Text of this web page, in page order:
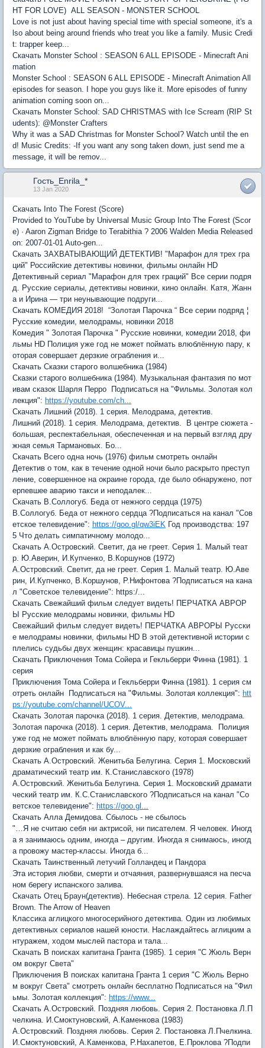
HT FOR LOVE) ALL SEASON - MONSTER SCHOOL
Love is not just about having special time with special someone, it's a
lso about being around friends who treat you like a family. Music Credi
t: trapper keep...
Скачать Monster School : SEASON 6 ALL EPISODE - Minecraft Ani
mation
Monster School : SEASON 6 ALL EPISODE - Minecraft Animation All
episodes for season. I hope you guys like it. More episodes of funny
animation coming soon on...
Скачать Monster School: SAD CHRISTMAS with Ice Scream (RIP St
udents): @Monster Crafters
Why it was a SAD Christmas for Monster School? Watch until the en
d! Music Credits: -If you want any song taken down, just send me a
message, it will be remov...
Гость_Enrila_*
13 Jan 2020
Скачать Into The Forest (Score)
Provided to YouTube by Universal Music Group Into The Forest (Scor
e) · Aaron Zigman Bridge to Terabithia ? 2006 Walden Media Released
on: 2007-01-01 Auto-gen...
Скачать ЗАХВАТЫВАЮЩИЙ ДЕТЕКТИВ! "Марафон для трех гра
ций" Российские детективы новинки, фильмы онлайн HD
Детективный сериал "Марафон для трех граций" Все серии подря
д. Русские сериалы, детективы новинки, кино онлайн. Катя, Жанн
а и Ирина — три неунывающие подруги...
Скачать КОМЕДИЯ 2018! “Золотая Парочка “ Все серии подряд ¦
Русские комедии, мелодрамы, новинки 2018
Комедия " Золотая Парочка " Русские новинки, комедии 2018, фи
льмы HD Полиция уже год не может поймать влюблённую пару, к
оторая совершает дерзкие ограбления и...
Скачать Сказки старого волшебника (1984)
Сказки старого волшебника (1984). Музыкальная фантазия по мот
ивам сказок Шарля Перро Подписаться на "Фильмы. Золотая кол
лекция": https://youtube.com/ch...
Скачать Лишний (2018). 1 серия. Мелодрама, детектив.
Лишний (2018). 1 серия. Мелодрама, детектив. В центре сюжета -
большая, респектабельная, обеспеченная и на первый взгляд дру
жная семья Тармановых. Бо...
Скачать Всего одна ночь (1976) фильм смотреть онлайн
Детектив о том, как в течение одной ночи было раскрыто преступ
ление, совершенное на окраине города, где было обнаружено, пот
ерпевшее аварию такси и неподалек...
Скачать В.Соллогуб. Беда от нежного сердца (1975)
В.Соллогуб. Беда от нежного сердца ?Подписаться на канал "Сов
етское телевидение": https://goo.gl/qw3iEK Год производства: 197
5 Что делать симпатичному молодо...
Скачать А.Островский. Светит, да не греет. Серия 1. Малый теат
р. Ю.Аверин, И.Купченко, В.Коршунов (1972)
А.Островский. Светит, да не греет. Серия 1. Малый театр. Ю.Аве
рин, И.Купченко, В.Коршунов, Р.Нифонтова ?Подписаться на кана
л "Советское телевидение": https:/...
Скачать Свежайший фильм следует видеть! ПЕРЧАТКА АВРОР
Ы Русские мелодрамы новинки, фильмы HD
Свежайший фильм следует видеть! ПЕРЧАТКА АВРОРЫ Русски
е мелодрамы новинки, фильмы HD В этой детективной истории с
плелись судьбы двух женщин: красавицы пушкин...
Скачать Приключения Тома Сойера и Гекльберри Финна (1981). 1
серия
Приключения Тома Сойера и Гекльберри Финна (1981). 1 серия см
отреть онлайн Подписаться на "Фильмы. Золотая коллекция": htt
ps://youtube.com/channel/UCOV...
Скачать Золотая парочка (2018). 1 серия. Детектив, мелодрама.
Золотая парочка (2018). 1 серия. Детектив, мелодрама. Полиция
уже год не может поймать влюблённую пару, которая совершает
дерзкие ограбления и как бу...
Скачать А.Островский. Женитьба Белугина. Серия 1. Московский
драматический театр им. К.Станиславского (1978)
А.Островский. Женитьба Белугина. Серия 1. Московский драмати
ческий театр им. К.С.Станиславского ?Подписаться на канал "Со
ветское телевидение": https://goo.gl...
Скачать Алла Демидова. Сбылось - не сбылось
"…Я не считаю себя ни актрисой, ни писателем. Я человек. Иногд
а я занимаюсь одним, иногда – другим. Иногда я снимаюсь, иногд
а провожу мастер-классы. Иногда б...
Скачать Таинственный летучий Голландец и Пандора
Эта история любви, смерти и отчаяния, развернувшаяся на песча
ном берегу испанского залива.
Скачать Отец Браун(детектив). Небесная стрела. 12 серия. Father
Brown. The Arrow of Heaven
Классика аглицкого многосерийного детектива. Один из любимых
детективных сериалов нашей юности. Наслаждайтесь аглицким а
нтуражем, ходом мыслей пастора и тала...
Скачать В поисках капитана Гранта (1985). 1 серия "С Жюль Верн
ом вокруг Света"
Приключения В поисках капитана Гранта 1 серия "С Жюль Верно
м вокруг Света" смотреть онлайн бесплатно Подписаться на "Фил
ьмы. Золотая коллекция": https://www...
Скачать А.Островский. Поздняя любовь. Серия 2. Постановка Л.П
челкина. И.Смоктуновский, А.Каменкова (1983)
А.Островский. Поздняя любовь. Серия 2. Постановка Л.Пчелкина.
И.Смоктуновский, А.Каменкова, Р.Нахапетов, Е.Проклова ?Подпи